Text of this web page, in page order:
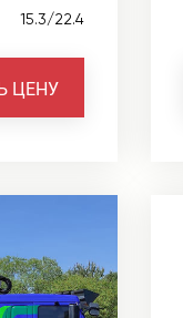
15.3/22.4
ЦЕНУ